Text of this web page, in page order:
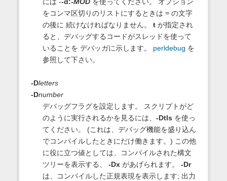
をコンマ区切りのリストにするときは =の文字
の後に 続けなければなりません。 tが指定され
ると、デバッグするコードがスレッドを使って
いることを デバッガに示します。 perldebug を
参照して下さい。
-Dletters
-Dnumber
デバッグフラグを設定します。 スクリプトがど
のように実行されるかを見るには、 -Dtls を使っ
てください。 (これは、デバッグ機能を盛り込ん
でコンパイルしたときにだけ働きます。) この他
に役に立つ値としては、コンパイルされた構文
ツリーを表示する、 -Dxがあげられます。 -Dr
は、コンパイルした正規表現を表示します; 出力